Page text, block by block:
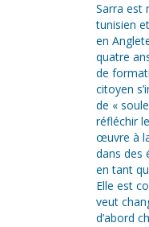
Sarra est
tunisien
en
quatre
de
citoyen
de «
réfléchir
œuvre à
dans des
en tant
Elle est
veut
d’abord